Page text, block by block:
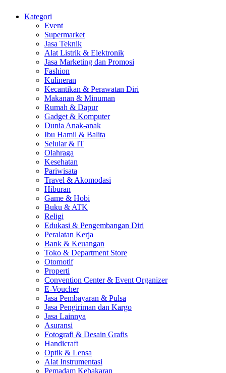
Kategori
Event
Supermarket
Jasa Teknik
Alat Listrik & Elektronik
Jasa Marketing dan Promosi
Fashion
Kulineran
Kecantikan & Perawatan Diri
Makanan & Minuman
Rumah & Dapur
Gadget & Komputer
Dunia Anak-anak
Ibu Hamil & Balita
Selular & IT
Olahraga
Kesehatan
Pariwisata
Travel & Akomodasi
Hiburan
Game & Hobi
Buku & ATK
Religi
Edukasi & Pengembangan Diri
Peralatan Kerja
Bank & Keuangan
Toko & Department Store
Otomotif
Properti
Convention Center & Event Organizer
E-Voucher
Jasa Pembayaran & Pulsa
Jasa Pengiriman dan Kargo
Jasa Lainnya
Asuransi
Fotografi & Desain Grafis
Handicraft
Optik & Lensa
Alat Instrumentasi
Pemadam Kebakaran